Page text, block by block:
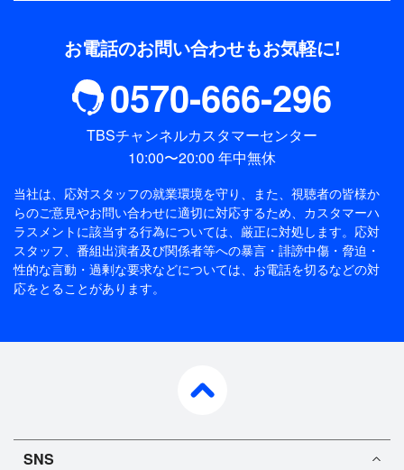
お電話のお問い合わせもお気軽に!
0570-666-296
TBSチャンネルカスタマーセンター
10:00〜20:00 年中無休
当社は、応対スタッフの就業環境を守り、また、視聴者の皆様か
らのご意見やお問い合わせに適切に対応するため、 カスタマーハ
ラスメントに該当する行為については、厳正に対処します。応対
スタッフ、番組出演者及び関係者等への暴言・誹謗中傷・脅迫・
性的な言動・過剰な要求などについては、お電話を切るなどの対
応をとることがあります。
SNS